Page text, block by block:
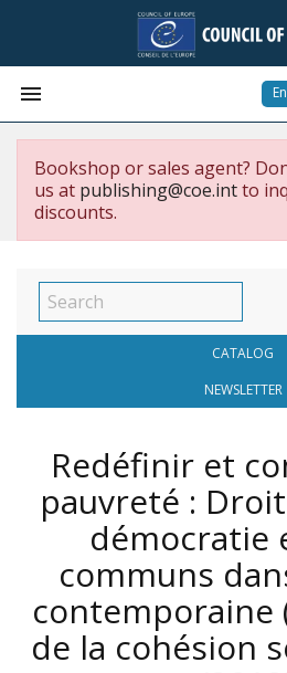

Bookshop or sales agent?
us at publishing@coe.intto
discounts.
CATALOG
NEWSLETTER
Redéfinir et
pauvreté :
démocratie
communs
contemporaine
de la cohésion